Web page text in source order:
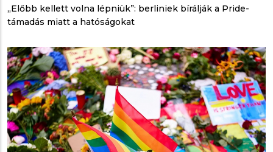
„Előbb kellett volna lépniük”: berliniek bírálják a Pride-
támadás miatt a hatóságokat